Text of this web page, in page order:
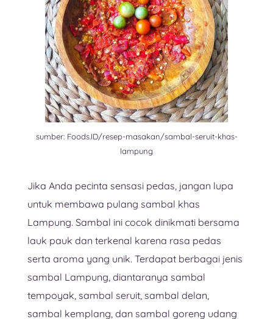
sumber: Foods.ID/resep-masakan/sambal-seruit-khas-
lampung
Jika Anda pecinta sensasi pedas, jangan lupa
untuk membawa pulang sambal khas
Lampung. Sambal ini cocok dinikmati bersama
lauk pauk dan terkenal karena rasa pedas
serta aroma yang unik. Terdapat berbagai jenis
sambal Lampung, diantaranya sambal
tempoyak, sambal seruit, sambal delan,
sambal kemplang, dan sambal goreng udang